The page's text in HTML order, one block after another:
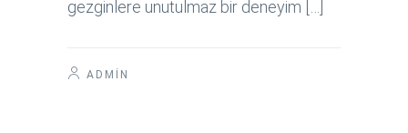
gezginlere unutulmaz bir deneyim […]
ADMIN